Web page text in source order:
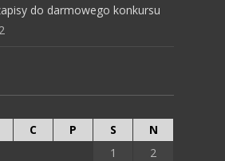
do darmowego konkursu
C P S
N
1
2